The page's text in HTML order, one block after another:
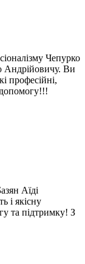
Чепурко
Андрійовичу. Ви
професійні,
Аїді
і якісну
та підтримку! З